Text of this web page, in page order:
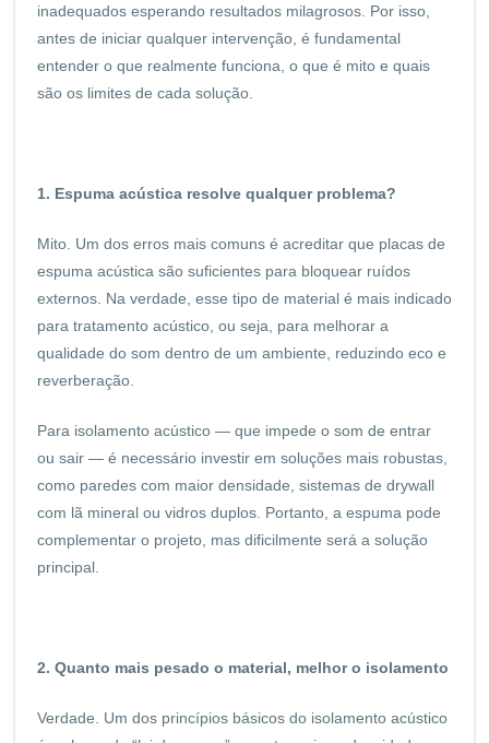
inadequados esperando resultados milagrosos. Por isso,
antes de iniciar qualquer intervenção, é fundamental
entender o que realmente funciona, o que é mito e quais
são os limites de cada solução.
1. Espuma acústica resolve qualquer problema?
Mito. Um dos erros mais comuns é acreditar que placas de
espuma acústica são suficientes para bloquear ruídos
externos. Na verdade, esse tipo de material é mais indicado
para tratamento acústico, ou seja, para melhorar a
qualidade do som dentro de um ambiente, reduzindo eco e
reverberação.
Para isolamento acústico — que impede o som de entrar
ou sair — é necessário investir em soluções mais robustas,
como paredes com maior densidade, sistemas de drywall
com lã mineral ou vidros duplos. Portanto, a espuma pode
complementar o projeto, mas dificilmente será a solução
principal.
2. Quanto mais pesado o material, melhor o isolamento
Verdade. Um dos princípios básicos do isolamento acústico